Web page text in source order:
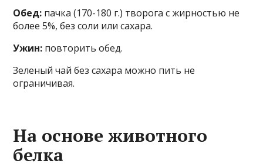
Обед: пачка (170-180 г.) творога с жирностью не
более 5%, без соли или сахара.
Ужин: повторить обед.
Зеленый чай без сахара можно пить не
ограничивая.
На основе животного
белка